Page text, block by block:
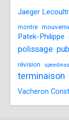
Jaeger
montre
Patek-Philippe
polissage
révision
terminaison
Vacheron